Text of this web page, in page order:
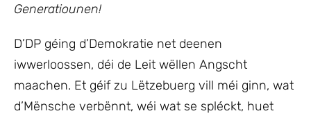
Generatiounen!
D’DP géing d’Demokratie net deenen
iwwerloossen, déi de Leit wëllen Angscht
maachen. Et géif zu Lëtzebuerg vill méi ginn, wat
d’Mënsche verbënnt, wéi wat se spléckt, huet